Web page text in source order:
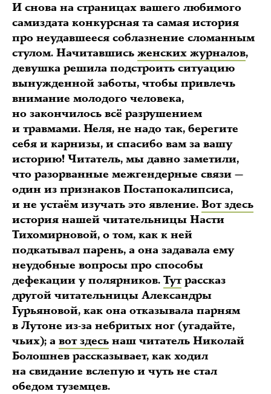
И снова на страницах вашего любимого
самиздата конкурсная та самая история
про неудавшееся соблазнение сломанным
стулом. Начитавшись женских журналов,
девушка решила подстроить ситуацию
вынужденной заботы, чтобы привлечь
внимание молодого человека,
но закончилось всё разрушением
и травмами. Неля, не надо так, берегите
себя и карнизы, и спасибо вам за вашу
историю! Читатель, мы давно заметили,
что разорванные межгендерные связи —
один из признаков Постапокалипсиса,
и не устаём изучать это явление. Вот здесь
история нашей читательницы Насти
Тихомирновой, о том, как к ней
подкатывал парень, а она задавала ему
неудобные вопросы про способы
дефекации у полярников. Тутрассказ
другой читательницы Александры
Гурьяновой, как она отказывала парням
в Лутоне из-за небритых ног (угадайте,
чьих); а вот здесь наш читатель Николай
Болошнев рассказывает, как ходил
на свидание вслепую и чуть не стал
обедом туземцев.